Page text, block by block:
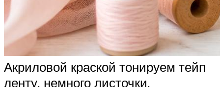
Акриловой краской тонируем тейп
ленту, немного листочки.